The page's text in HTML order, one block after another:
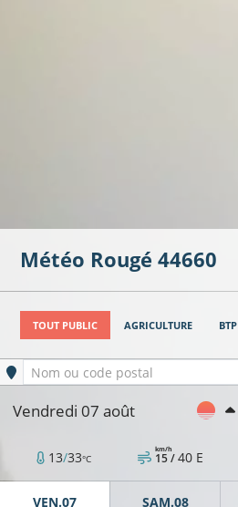
Météo Rougé 44660
TOUT PUBLIC AGRICULTURE BTP
Ville sélectionnée
Nom ou code postal
Vendredi 07 août
13/33°C 15 /
km/h 40 E
VEN.07 SAM.08